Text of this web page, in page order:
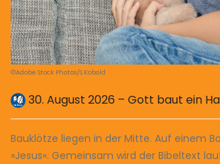
©Adobe Stock Photos/S.Kobold
30. August 2026 – Gott baut ein
Bauklötze liegen in der Mitte. Auf einem
»Jesus«. Gemeinsam wird der Bibeltext